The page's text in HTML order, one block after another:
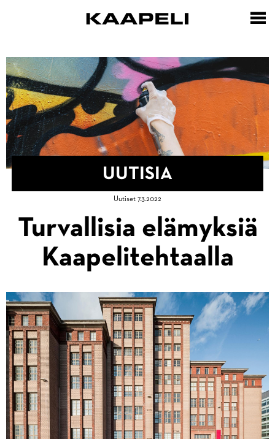
UUTISIA
Uutisia
Uutiset 7.3.2022
Turvallisia elämyksiä
Kaapelitehtaalla